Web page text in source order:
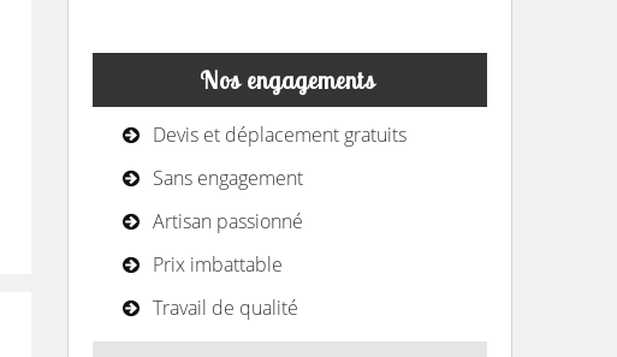
Nos engagements
Devis et déplacement gratuits
Sans engagement
Artisan passionné
Prix imbattable
Travail de qualité